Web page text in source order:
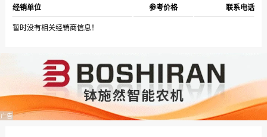
[湖北]5000
[江苏]5000 [辽宁]5000
[辽宁大连]3000 [内蒙古]6000
[青海]5000
[山东]5000 [山东青岛]5000
经销单位 参考价格 联系电话
暂时没有相关经销商信息！
广告